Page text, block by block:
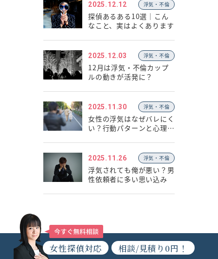
2025.12.12 浮気・不倫
探偵あるある10選｜こん
なこと、実はよくあります
2025.12.03 浮気・不倫
12月は浮気・不倫カップ
ルの動きが活発に？
2025.11.30 浮気・不倫
女性の浮気はなぜバレにく
い？行動パターンと心理の
2025.11.26 浮気・不倫
浮気されても俺が悪い？男
性依頼者に多い思い込み
女性探偵対応 相談/見積り0円！